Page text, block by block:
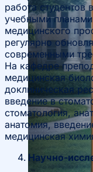
работа студентов
учебными
медицинского
регулярно
современными
На кафедре
медицинская
доклиническая
введение в
стоматология,
анатомия,
медицинская
Научно-